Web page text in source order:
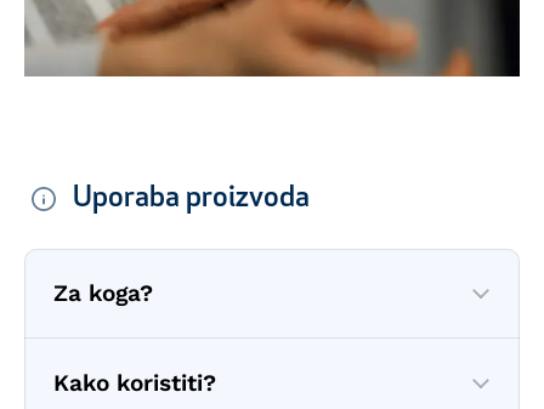
Uporaba proizvoda
Za koga?
Kako koristiti?